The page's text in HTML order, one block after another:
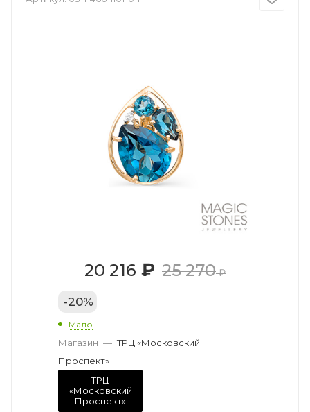
20 216 ₽ 25 270₽
-20%
Мало
Магазин — ТРЦ «Московский
Проспект»
ТРЦ
«Московский
Проспект»